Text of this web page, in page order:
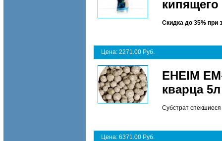
Скидка до 35% при
Цена: 2271.00 Руб.
EHEIM
кварца
Субстрат спекшиеся
Цена: 6371.00 Руб.